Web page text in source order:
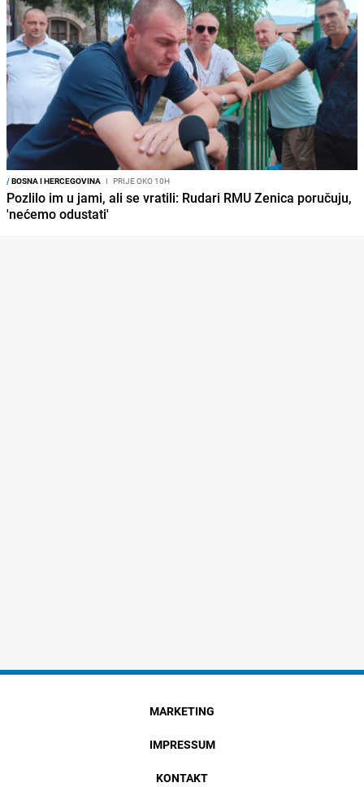
/BOSNA I HERCEGOVINA I PRIJE OKO 10H
Pozlilo im u jami, ali se vratili: Rudari RMU Zenica poručuju,
'nećemo odustati'
MARKETING
IMPRESSUM
KONTAKT